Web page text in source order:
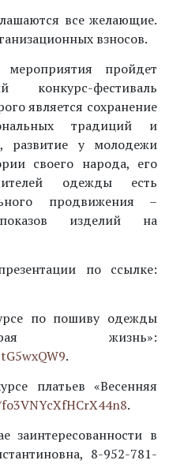
все желающие.
взносов.
пройдет
конкурс-фестиваль
является сохранение
традиций и
развитие у молодежи
своего народа, его
одежды есть
продвижения –
изделий на
по ссылке:
по пошиву одежды
жизнь»:
.
платьев «Весенняя
.
заинтересованности в
8-952-781-